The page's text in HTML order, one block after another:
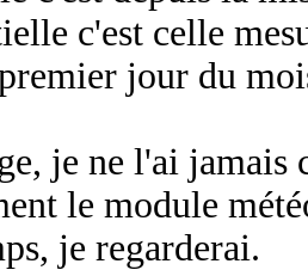
c'est celle
jour du
je ne l'ai jamais
le module
je regarderai.